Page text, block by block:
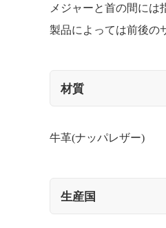
メジャーと首の間には
製品によっては前後の
材質
牛革(ナッパレザー)
生産国